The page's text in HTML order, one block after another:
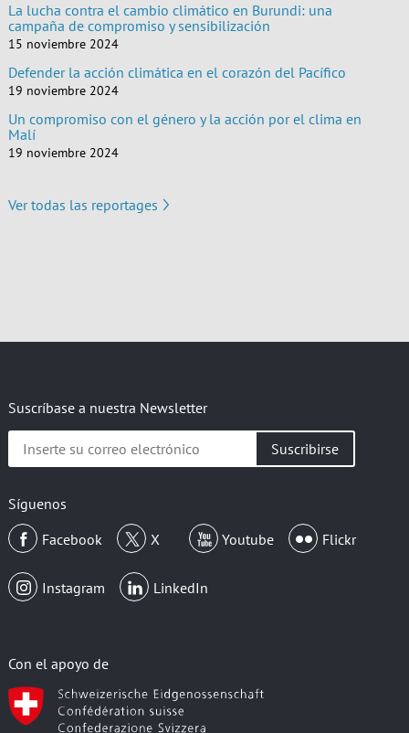
La lucha contra el cambio climático en Burundi: una
campaña de compromiso y sensibilización
15 noviembre 2024
Defender la acción climática en el corazón del Pacífico
19 noviembre 2024
Un compromiso con el género y la acción por el clima en
Malí
19 noviembre 2024
Ver todas las reportages
Suscríbase a nuestra Newsletter
electrónico
Síguenos
Facebook
X Youtube Flickr
Instagram LinkedIn
Con el apoyo de